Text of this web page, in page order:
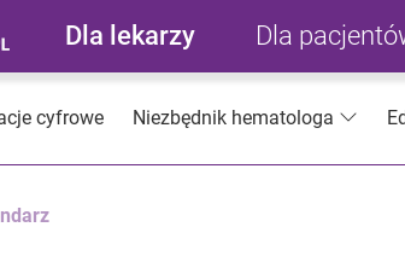
Dla lekarzy Dla
cyfrowe Niezbędnik hematologa